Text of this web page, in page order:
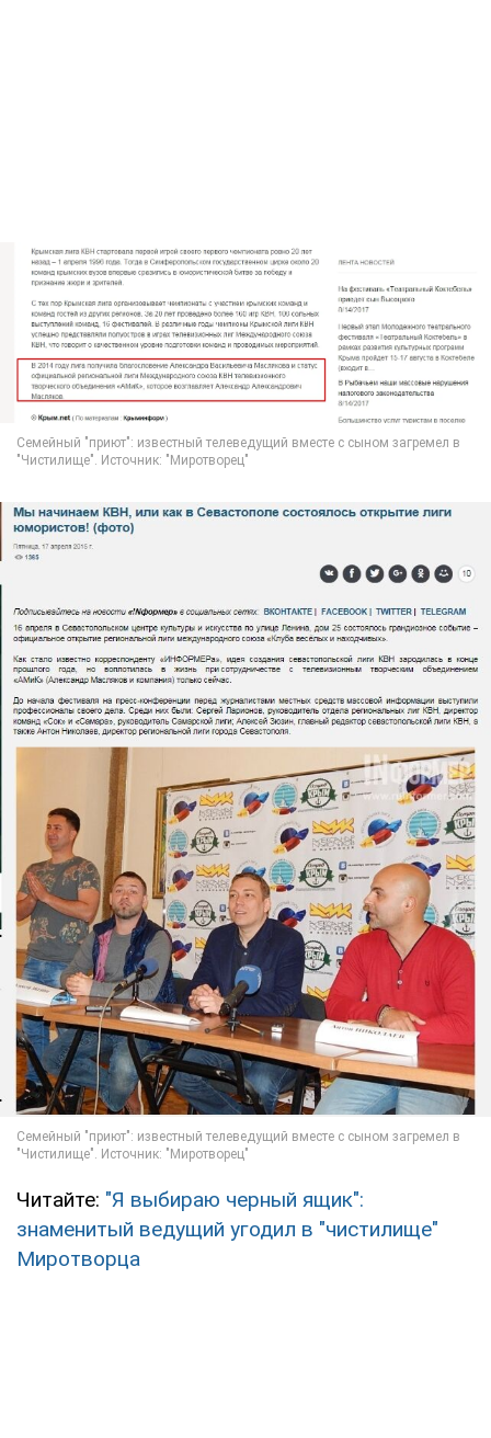
Читайте: "Я выбираю черный ящик":
знаменитый ведущий угодил в "чистилище"
Миротворца